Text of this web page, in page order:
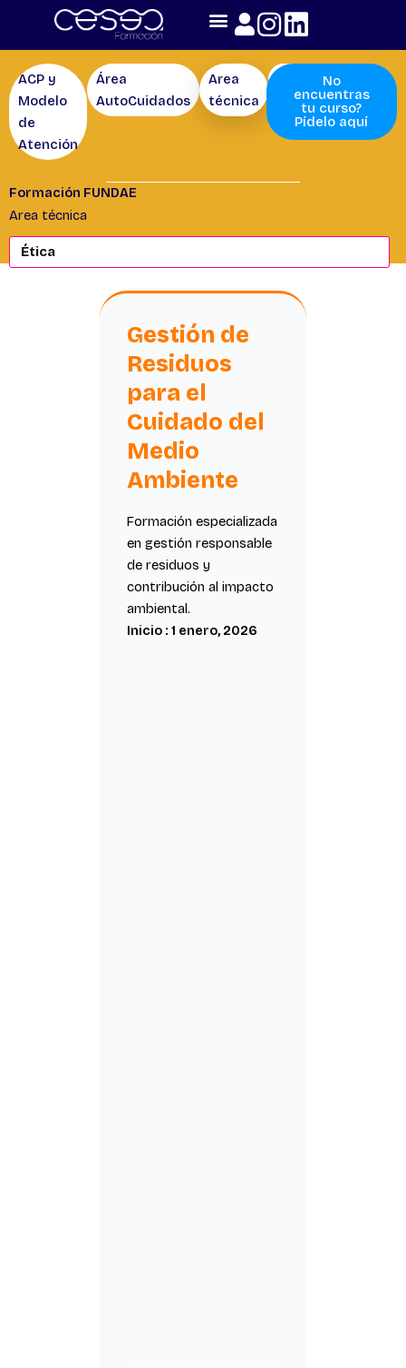
content
ACP y
Modelo
de
Atención
Área
AutoCuidados
Area
técnica
Competencias
No
encuentras
tu curso?
Pídelo aquí
Formación FUNDAE
Area técnica
Gestión de
Residuos
para el
Cuidado del
Medio
Ambiente
Formación especializada
en gestión responsable
de residuos y
contribución al impacto
ambiental.
Inicio : 1 enero, 2026